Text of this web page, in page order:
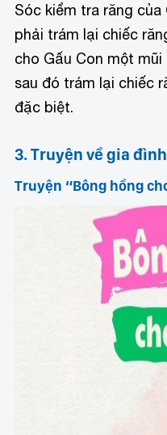
Sóc kiểm tra răng
phải trám lại chiếc
cho Gấu Con một
sau đó trám lại chiếc
đặc biệt.
3. Truyện về gia đình
Truyện “Bông hồng